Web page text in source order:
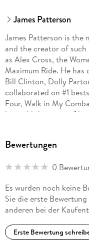
James Patterson
James Patterson is
and the creator of
as Alex Cross, the
Maximum Ride. He
Bill Clinton, Dolly
collaborated on #1
Four, Walk in My
has told the story of his
Literarian Award from
Bewertungen
0
Es wurden noch keine
Sie die erste
anderen bei der
Erste Bewertung